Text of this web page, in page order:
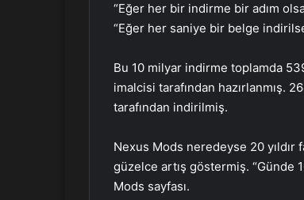
“Eğer her bir indirme bir adım
“Eğer her saniye bir belge
Bu 10 milyar indirme toplamda
imalcisi tarafından hazırlanmış.
tarafından indirilmiş.
Nexus Mods neredeyse 20 yıldır
güzelce artış göstermiş. “Günde
Mods sayfası.